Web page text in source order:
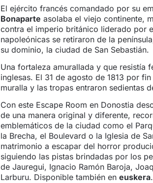
El ejército francés comandado por su
Bonaparte asolaba el viejo continente,
contra el imperio británico liderado por
napoleónicas se retiraron de la
su dominio, la ciudad de San Sebastián.
Una fortaleza amurallada y que resistía
inglesas. El 31 de agosto de 1813 por
muralla y las tropas entraron sedientas
Con este Escape Room en Donostia
de una manera original y diferente,
emblemáticos de la ciudad como el
la Brecha, el Boulevard o la Iglesia de
matrimonio a escapar del horror
siguiendo las pistas brindadas por los
de Jauregui, Ignacio Ramón Baroja,
Larburu. Disponible también en euskera.